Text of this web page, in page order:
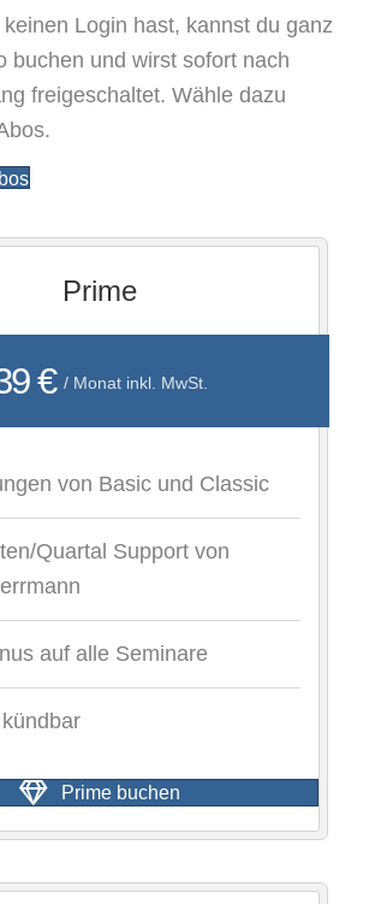
Login hast, kannst du ganz
buchen und wirst sofort nach
freigeschaltet. Wähle dazu
Prime
€ / Monat inkl. MwSt.
von Basic und Classic
Quartal Support von
auf alle Seminare
Prime buchen